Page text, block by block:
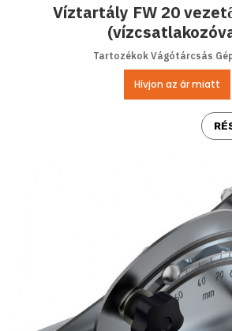
Víztartály FW 20
Tartozékok Vágótárcsás
Hívjon az ár miatt